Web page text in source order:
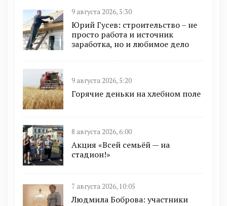
9 августа 2026, 5:30
Юрий Гусев: строительство – не
просто работа и источник
заработка, но и любимое дело
9 августа 2026, 5:20
Горячие деньки на хлебном поле
8 августа 2026, 6:00
Акция «Всей семьёй — на
стадион!»
7 августа 2026, 10:05
Людмила Боброва: участники